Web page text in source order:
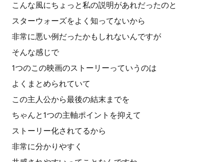
こんな風にちょっと私の説明があれだったのと
スターウォーズをよく知ってないから
非常に悪い例だったかもしれないんですが
そんな感じで
1つのこの映画のストーリーっていうのは
よくまとめられていて
この主人公から最後の結末までを
ちゃんと1つの主軸ポイントを抑えて
ストーリー化されてるから
非常に分かりやすく